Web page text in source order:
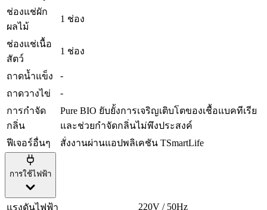
ช่องแช่ผัก
ผลไม้
1 ช่อง
ช่องแช่เนื้อ
สัตว์
1 ช่อง
ถาดน้ำแข็ง
-
ถาดวางไข่
-
การกำจัด
กลิ่น
Pure BIO ยับยั้งการเจริญเติบโตของเชื้อแบคทีเรีย
และช่วยกำจัดกลิ่นไม่พึงประสงค์
ฟีเจอร์อื่นๆ
สั่งงานผ่านแอปพลิเคชัน TSmartLife
การใช้ไฟฟ้า
แรงดันไฟฟ้า 220V / 50Hz